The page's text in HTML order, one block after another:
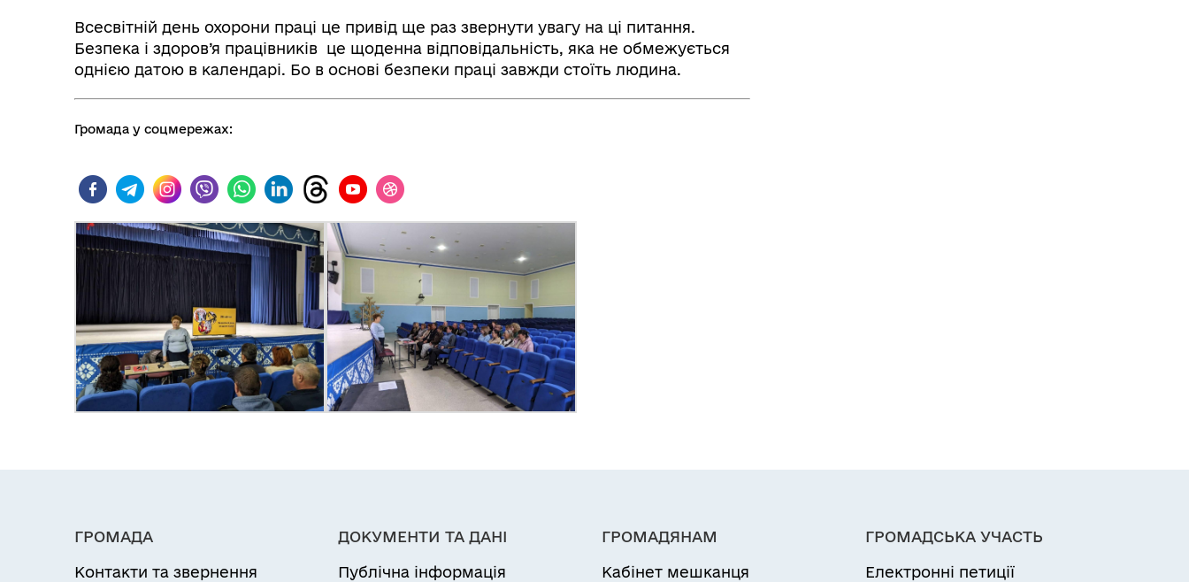
Всесвітній день охорони праці це привід ще раз звернути увагу на ці питання.
Безпека і здоров’я працівників це щоденна відповідальність, яка не обмежується
однією датою в календарі. Бо в основі безпеки праці завжди стоїть людина.
Громада у соцмережах:
ГРОМАДА
Контакти та звернення
ДОКУМЕНТИ ТА ДАНІ
Публічна інформація
ГРОМАДЯНАМ
Кабінет мешканця
ГРОМАДСЬКА УЧАСТЬ
Електронні петиції